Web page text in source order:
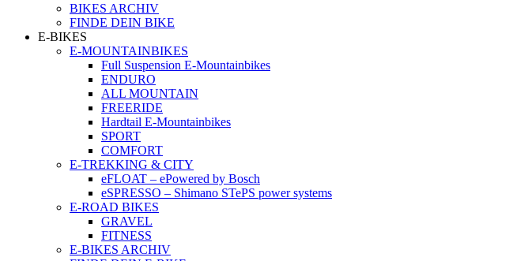
BIKES ARCHIV
FINDE DEIN BIKE
E-BIKES
E-MOUNTAINBIKES
Full Suspension E-Mountainbikes
ENDURO
ALL MOUNTAIN
FREERIDE
Hardtail E-Mountainbikes
SPORT
COMFORT
E-TREKKING & CITY
eFLOAT – ePowered by Bosch
eSPRESSO – Shimano STePS power systems
E-ROAD BIKES
GRAVEL
FITNESS
E-BIKES ARCHIV